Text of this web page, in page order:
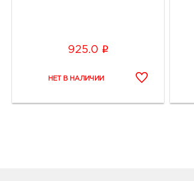
925.0 i